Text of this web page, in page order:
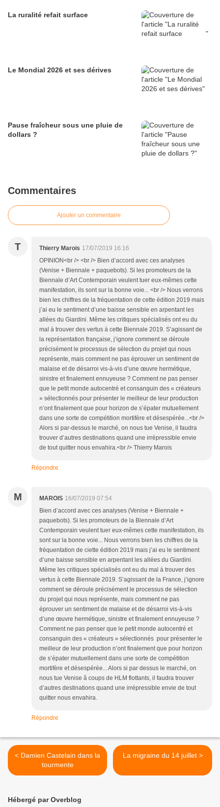
Le Mondial 2026 et ses dérives
Pause fraîcheur sous une pluie de
dollars ?
Commentaires
Ajouter un commentaire
T Thierry Marois 17/07/2019 16:16
OPINION<br /> <br /> Bien d’accord avec ces analyses
(Venise + Biennale + paquebots). Si les promoteurs de la
Biennale d’Art Contemporain veulent tuer eux-mêmes cette
manifestation, ils sont sur la bonne voie... <br /> Nous verrons
bien les chiffres de la fréquentation de cette édition 2019 mais
j’ai eu le sentiment d’une baisse sensible en arpentant les
allées du Giardini. Même les critiques spécialisés ont eu du
mal à trouver des vertus à cette Biennale 2019. S’agissant de
la représentation française, j’ignore comment se déroule
précisément le processus de sélection du projet qui nous
représente, mais comment ne pas éprouver un sentiment de
malaise et de désarroi vis-à-vis d’une œuvre hermétique,
sinistre et finalement ennuyeuse ? Comment ne pas penser
que le petit monde autocentré et consanguin des « créateurs
» sélectionnés pour présenter le meilleur de leur production
n’ont finalement que pour horizon de s’épater mutuellement
dans une sorte de compétition mortifère et désespérée...<br />
Alors si par-dessus le marché, on nous tue Venise, il faudra
trouver d’autres destinations quand une irrépressible envie
de tout quitter nous envahira.<br /> Thierry Marois
Répondre
M MAROIS 16/07/2019 07:54
Bien d’accord avec ces analyses (Venise + Biennale +
paquebots). Si les promoteurs de la Biennale d’Art
Contemporain veulent tuer eux-mêmes cette manifestation, ils
sont sur la bonne voie... Nous verrons bien les chiffres de la
fréquentation de ciette édition 2019 mais j’ai eu le sentiment
d’une baisse sensible en arpentant les allées du Giardini.
Même les critiques spécialisés ont eu du mal à trouver des
vertus à cette Biennale 2019. S’agissant de la France, j’ignore
comment se déroule précisément le processus de sélection
du projet qui nous représente, mais comment ne pas
éprouver un sentiment de malaise et de désarroi vis-à-vis
d’une œuvre hermétique, sinistre et finalement ennuyeuse ?
Comment ne pas penser que le petit monde autocentré et
consanguin des « créateurs » sélectionnés pour présenter le
meilleur de leur production n’ont finalement que pour horizon
de s’épater mutuellement dans une sorte de compétition
mortifère et désespérée... Alors si par dessus le marché, on
nous tue Venise â coups de HLM flottants, il faudra trouver
d’autres destinations quand une irrépressible envie de tout
quitter nous envahira.
Répondre
< Damien Castelain dans la
tourmente
La migraine du 14 juillet >
Hébergé par Overblog